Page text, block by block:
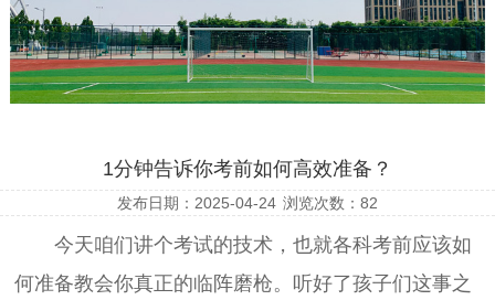
1分钟告诉你考前如何高效准备？
发布日期：2025-04-24 浏览次数： 82
今天咱们讲个考试的技术，也就各科考前应该如
何准备教会你真正的临阵磨枪。听好了孩子们这事之